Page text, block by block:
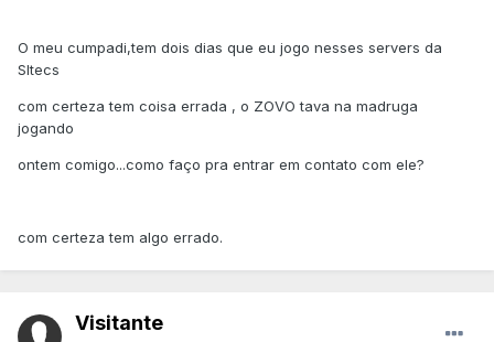
O meu cumpadi,tem dois dias que eu jogo nesses servers da
SItecs
com certeza tem coisa errada , o ZOVO tava na madruga
jogando
ontem comigo...como faço pra entrar em contato com ele?
com certeza tem algo errado.
Visitante